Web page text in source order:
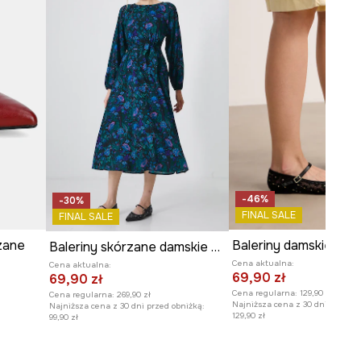
-30%
FINAL SALE
Baleriny skórzane damskie z ozdobnymi elementami kolor czarny
Cena aktualna:
69,90 zł
Cena regularna: 269,90 zł
Najniższa cena z 30 dni przed obniżką:
99,90 zł
-46%
FINAL SALE
Baleriny damskie
Cena aktualna:
69,90 zł
Cena regularna: 129,90 zł
Najniższa cena z 30 dni przed
129,90 zł